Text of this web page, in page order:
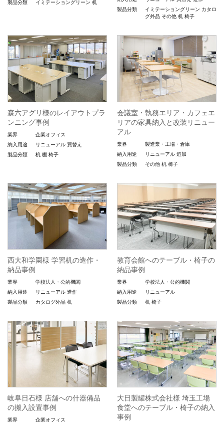
製品分類
イミテーショングリーン 机
製品分類
イミテーショングリーン カタロ
グ外品 その他 机 椅子
森六アグリ様のレイアウトプラ
ンニング事例
業界
企業オフィス
納入用途
リニューアル 買替え
製品分類
机 棚 椅子
会議室・執務エリア・カフェエ
リアの家具納入と改装リニュー
アル
業界
製造業・工場・倉庫
納入用途
リニューアル 追加
製品分類
その他 机 椅子
西大和学園様 学習机の造作・
納品事例
業界
学校法人・公的機関
納入用途
リニューアル 造作
製品分類
カタログ外品 机
教育会館へのテーブル・椅子の
納品事例
業界
学校法人・公的機関
納入用途
リニューアル
製品分類
机 椅子
岐阜日石様 店舗への什器備品
の搬入設置事例
業界 企業オフィス
大日製罐株式会社様 埼玉工場
食堂へのテーブル・椅子の納入
事例